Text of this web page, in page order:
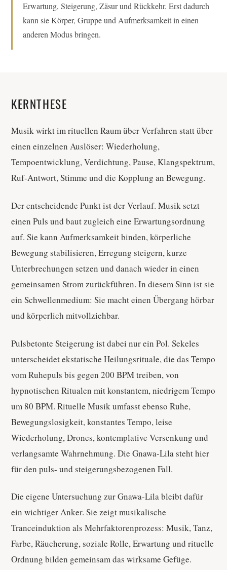
Erwartung, Steigerung, Zäsur und Rückkehr. Erst dadurch
kann sie Körper, Gruppe und Aufmerksamkeit in einen
anderen Modus bringen.
KERNTHESE
Musik wirkt im rituellen Raum über Verfahren statt über
einen einzelnen Auslöser: Wiederholung,
Tempoentwicklung, Verdichtung, Pause, Klangspektrum,
Ruf-Antwort, Stimme und die Kopplung an Bewegung.
Der entscheidende Punkt ist der Verlauf. Musik setzt
einen Puls und baut zugleich eine Erwartungsordnung
auf. Sie kann Aufmerksamkeit binden, körperliche
Bewegung stabilisieren, Erregung steigern, kurze
Unterbrechungen setzen und danach wieder in einen
gemeinsamen Strom zurückführen. In diesem Sinn ist sie
ein Schwellenmedium: Sie macht einen Übergang hörbar
und körperlich mitvollziehbar.
Pulsbetonte Steigerung ist dabei nur ein Pol. Sekeles
unterscheidet ekstatische Heilungsrituale, die das Tempo
vom Ruhepuls bis gegen 200 BPM treiben, von
hypnotischen Ritualen mit konstantem, niedrigem Tempo
um 80 BPM. Rituelle Musik umfasst ebenso Ruhe,
Bewegungslosigkeit, konstantes Tempo, leise
Wiederholung, Drones, kontemplative Versenkung und
verlangsamte Wahrnehmung. Die Gnawa-Lila steht hier
für den puls- und steigerungsbezogenen Fall.
Die eigene Untersuchung zur Gnawa-Lila bleibt dafür
ein wichtiger Anker. Sie zeigt musikalische
Tranceinduktion als Mehrfaktorenprozess: Musik, Tanz,
Farbe, Räucherung, soziale Rolle, Erwartung und rituelle
Ordnung bilden gemeinsam das wirksame Gefüge.